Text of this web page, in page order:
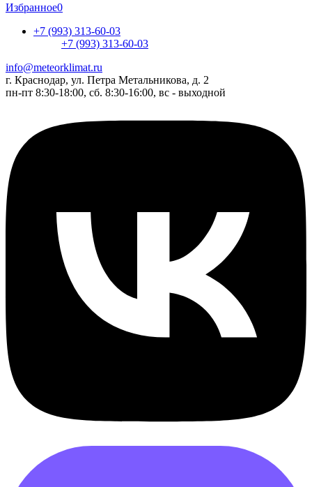
Избранное0
+7 (993) 313-60-03
+7 (993) 313-60-03
info@meteorklimat.ru
г. Краснодар, ул. Петра Метальникова, д. 2
пн-пт 8:30-18:00, сб. 8:30-16:00, вс - выходной